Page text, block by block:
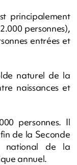
principalement
personnes),
entrées et
naturel de la
naissances et
personnes. Il
de la Seconde
national de la
annuel.